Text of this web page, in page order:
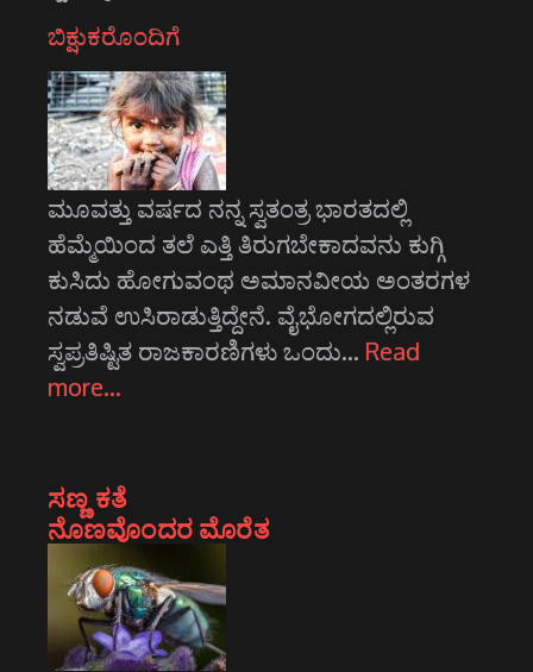
ಬಿಕ್ಷುಕರೊಂದಿಗೆ
ಮೂವತ್ತು ವರ್ಷದ ನನ್ನ ಸ್ವತಂತ್ರ ಭಾರತದಲ್ಲಿ
ಹೆಮ್ಮೆಯಿಂದ ತಲೆ ಎತ್ತಿ ತಿರುಗಬೇಕಾದವನು ಕುಗ್ಗಿ
ಕುಸಿದು ಹೋಗುವಂಥ ಅಮಾನವೀಯ ಅಂತರಗಳ
ನಡುವೆ ಉಸಿರಾಡುತ್ತಿದ್ದೇನೆ. ವೈಭೋಗದಲ್ಲಿರುವ
ಸ್ವಪ್ರತಿಷ್ಟಿತ ರಾಜಕಾರಣಿಗಳು ಒಂದು… Read
more…
ಸಣ್ಣ ಕತೆ
ನೊಣವೊಂದರ ಮೊರೆತ